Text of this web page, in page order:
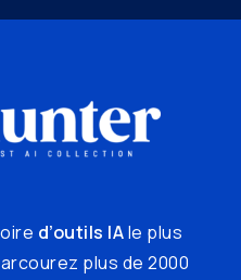
d’outils IAle plus
plus de 2000